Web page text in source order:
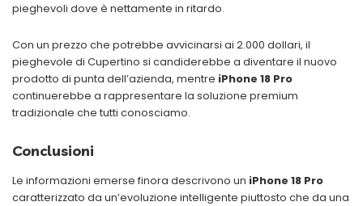
pieghevoli dove è nettamente in ritardo.
Con un prezzo che potrebbe avvicinarsi ai 2.000 dollari, il
pieghevole di Cupertino si candiderebbe a diventare il nuovo
prodotto di punta dell’azienda, mentre iPhone 18 Pro
continuerebbe a rappresentare la soluzione premium
tradizionale che tutti conosciamo.
Conclusioni
Le informazioni emerse finora descrivono un iPhone 18 Pro
caratterizzato da un’evoluzione intelligente piuttosto che da una